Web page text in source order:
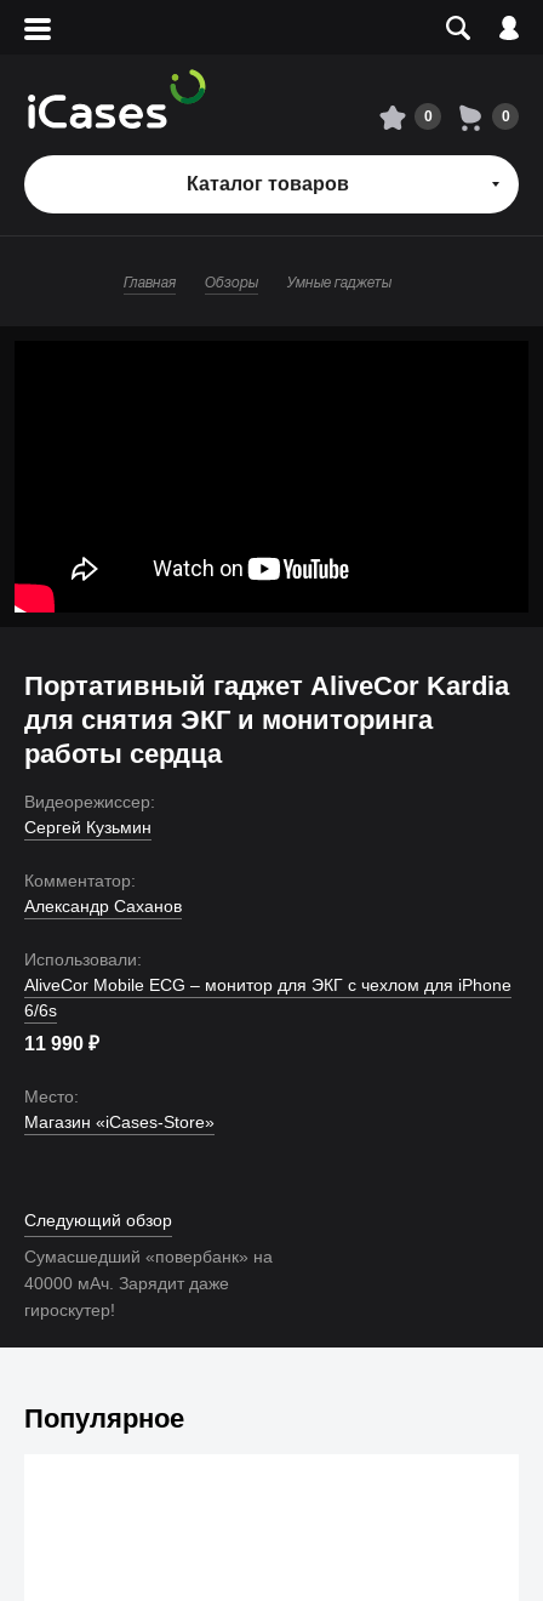
Вход
Сервисный центр
О магазине
0 0
Каталог товаров
Главная Обзоры Умные гаджеты
Портативный гаджет AliveCor Kardia
для снятия ЭКГ и мониторинга
работы сердца
Видеорежиссер:
Сергей Кузьмин
Комментатор:
Александр Саханов
Использовали:
AliveCor Mobile ECG – монитор для ЭКГ с чехлом для iPhone
6/6s
11 990 ₽
Место:
Магазин «iCases-Store»
Следующий обзор
Сумасшедший «повербанк» на
40000 мАч. Зарядит даже
гироскутер!
Популярное